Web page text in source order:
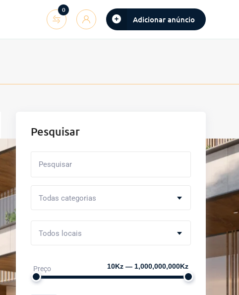
0
Adicionar anúncio
Pesquisar
Todas categorias
Todos locais
Preço 10Kz — 1,000,000,000Kz